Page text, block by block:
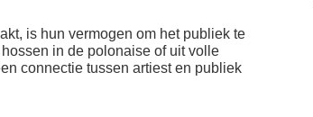
is hun vermogen om het publiek te
in de polonaise of uit volle
connectie tussen artiest en publiek